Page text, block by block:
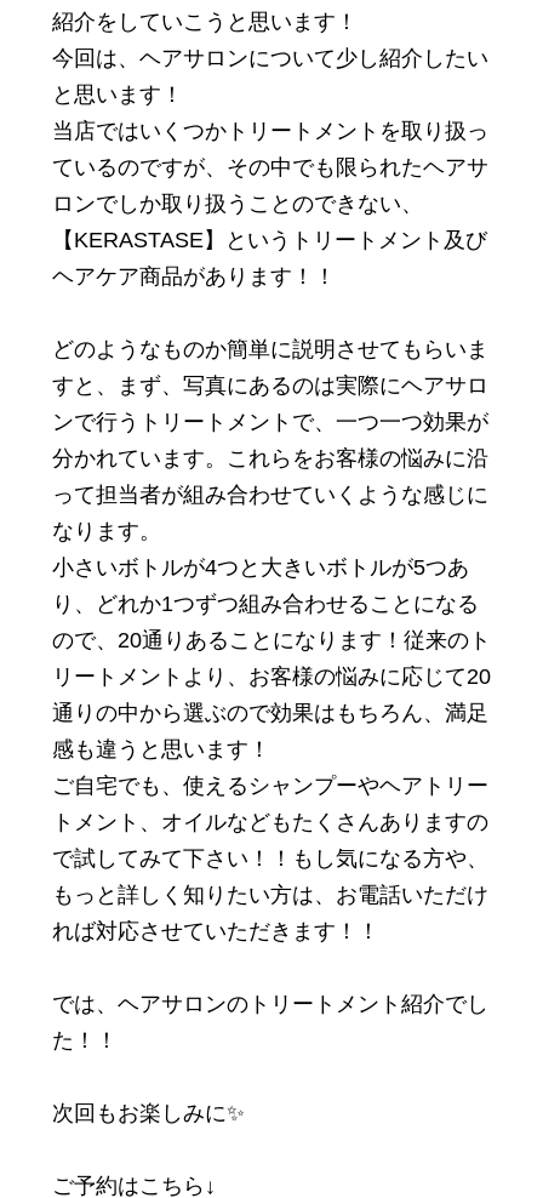
小田原観光
紹介をしていこうと思います！
今回は、ヘアサロンについて少し紹介したい
と思います！
当店ではいくつかトリートメントを取り扱っ
ているのですが、その中でも限られたヘアサ
ロンでしか取り扱うことのできない、
【KERASTASE】というトリートメント及び
ヘアケア商品があります！！
どのようなものか簡単に説明させてもらいま
すと、まず、写真にあるのは実際にヘアサロ
ンで行うトリートメントで、一つ一つ効果が
分かれています。これらをお客様の悩みに沿
って担当者が組み合わせていくような感じに
なります。
小さいボトルが4つと大きいボトルが5つあ
り、どれか1つずつ組み合わせることになる
ので、20通りあることになります！従来のト
リートメントより、お客様の悩みに応じて20
通りの中から選ぶので効果はもちろん、満足
感も違うと思います！
ご自宅でも、使えるシャンプーやヘアトリー
トメント、オイルなどもたくさんありますの
で試してみて下さい！！もし気になる方や、
もっと詳しく知りたい方は、お電話いただけ
れば対応させていただきます！！
では、ヘアサロンのトリートメント紹介でし
た！！
次回もお楽しみに✨
ご予約はこちら↓